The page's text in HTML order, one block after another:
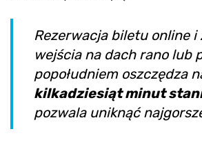
Rezerwacja biletu online i
wejścia na dach rano lub
popołudniem oszczędza
kilkadziesiąt minut
pozwala uniknąć